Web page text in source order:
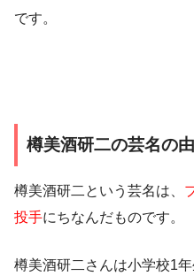
です。
樽美酒研二の芸名の
樽美酒研二という芸名は、
投手にちなんだものです。
樽美酒研二さんは小学校1年